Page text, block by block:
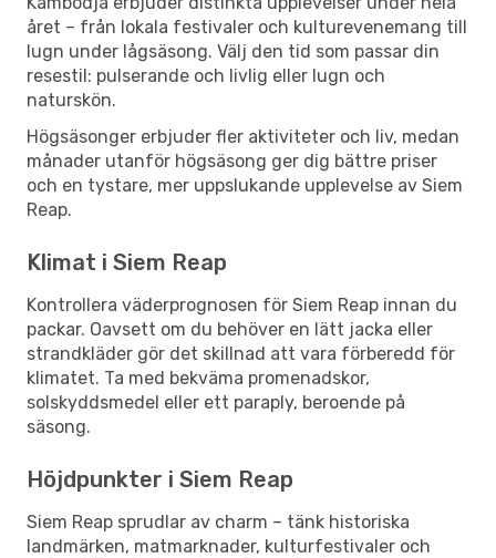
året – från lokala festivaler och kulturevenemang till
lugn under lågsäsong. Välj den tid som passar din
resestil: pulserande och livlig eller lugn och
naturskön.
Högsäsonger erbjuder fler aktiviteter och liv, medan
månader utanför högsäsong ger dig bättre priser
och en tystare, mer uppslukande upplevelse av Siem
Reap.
Klimat i Siem Reap
Kontrollera väderprognosen för Siem Reap innan du
packar. Oavsett om du behöver en lätt jacka eller
strandkläder gör det skillnad att vara förberedd för
klimatet. Ta med bekväma promenadskor,
solskyddsmedel eller ett paraply, beroende på
säsong.
Höjdpunkter i Siem Reap
Siem Reap sprudlar av charm – tänk historiska
landmärken, matmarknader, kulturfestivaler och